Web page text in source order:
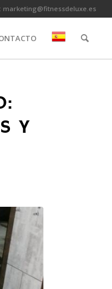
marketing@fitnessdeluxe.es
Y